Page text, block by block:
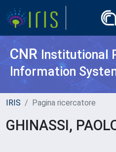
CNR Institutional
Information
IRIS Pagina ricercatore
GHINASSI,